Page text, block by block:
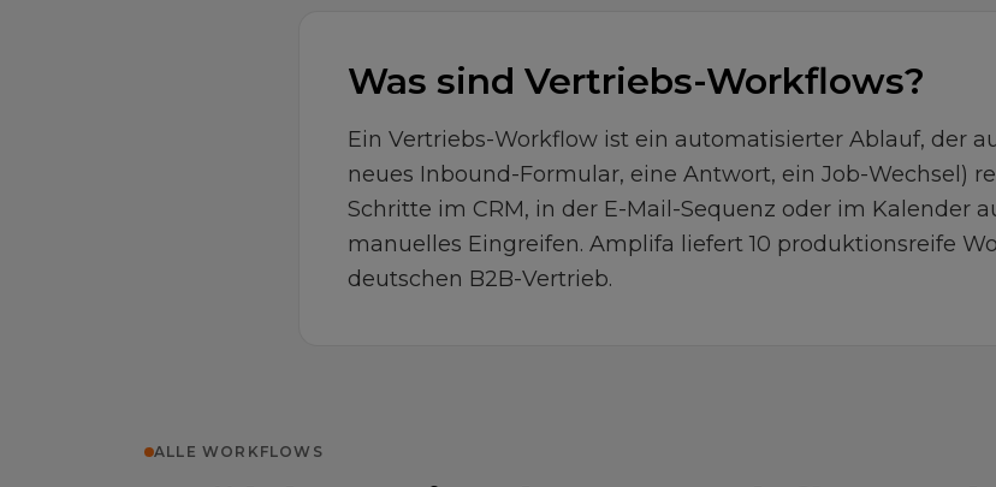
Was sind Vertriebs-Workflows?
Ein Vertriebs-Workflow ist ein automatisierter Ablauf, der
neues Inbound-Formular, eine Antwort, ein Job-Wechsel)
Schritte im CRM, in der E-Mail-Sequenz oder im Kalender
manuelles Eingreifen. Amplifa liefert 10 produktionsreife
deutschen B2B-Vertrieb.
ALLE WORKFLOWS